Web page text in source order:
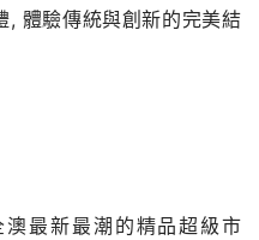
, 體驗傳統與創新的完美結
最新最潮的精品超級市